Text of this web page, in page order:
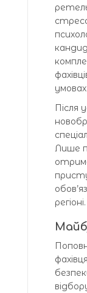
Після
Лише
регіоні.